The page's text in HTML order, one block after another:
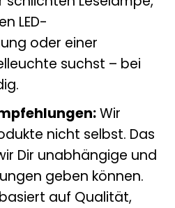
LED-
oder einer
suchst – bei
Wir
nicht selbst. Das
Dir unabhängige und
geben können.
auf Qualität,